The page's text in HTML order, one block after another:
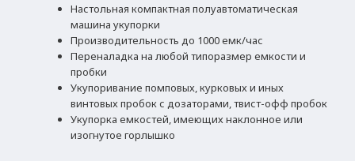
Настольная компактная полуавтоматическая
машина укупорки
Производительность до 1000 емк/час
Переналадка на любой типоразмер емкости и
пробки
Укупоривание помповых, курковых и иных
винтовых пробок с дозаторами, твист-офф пробок
Укупорка емкостей, имеющих наклонное или
изогнутое горлышко